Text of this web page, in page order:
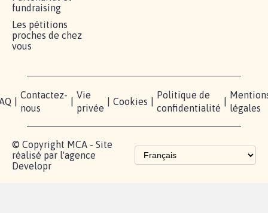
fundraising
Les pétitions
proches de chez
vous
Contactez-
nous
Vie
privée
Cookies
Politique de
confidentialité
légales
© Copyright MCA - Site
réalisé par l'agence
Developr